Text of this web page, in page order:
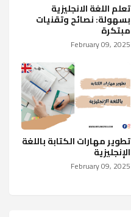
تعلم اللغة الانجليزية
بسهولة: نصائح وتقنيات
مبتكرة
February 09, 2025
تطوير مهارات الكتابة باللغة
الإنجليزية
February 09, 2025